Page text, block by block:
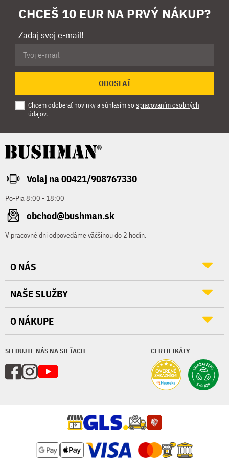
CHCEŠ 10 EUR NA PRVÝ NÁKUP?
Zadaj svoj e-mail!
ODOSLAŤ
Chcem odoberať novinky a súhlasím so spracovaním osobných
údajov.
Volaj na 00421/908767330
Po-Pia 8:00 - 18:00
obchod@bushman.sk
V pracovné dni odpovedáme väčšinou do 2 hodín.
SLEDUJTE NÁS NA SIEŤACH CERTIFIKÁTY
O NÁS
NAŠE SLUŽBY
O NÁKUPE